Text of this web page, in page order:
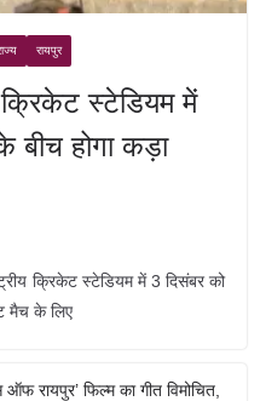
रायपुर
क्रिकेट स्टेडियम में
बीच होगा कड़ा
क्रिकेट स्टेडियम में 3 दिसंबर को
मैच के लिए
ऑफ रायपुर’ फिल्म का गीत विमोचित,